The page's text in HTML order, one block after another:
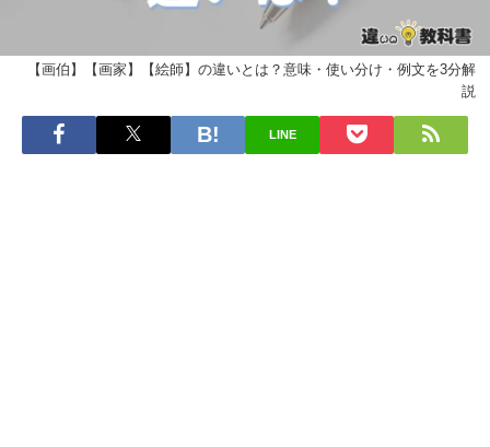
【画伯】【画家】【絵師】の違いとは？意味・使い分け・例文を3分解
説
LINE